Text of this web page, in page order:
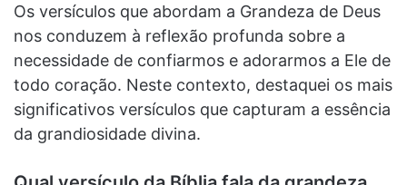
Os versículos que abordam a Grandeza de Deus
nos conduzem à reflexão profunda sobre a
necessidade de confiarmos e adorarmos a Ele de
todo coração. Neste contexto, destaquei os mais
significativos versículos que capturam a essência
da grandiosidade divina.